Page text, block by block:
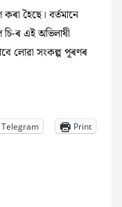
কৰা হৈছে। বৰ্তমানে
ৰ এই অভিলাষী
লোৱা সংকল্প পূৰণৰ
Telegram Print